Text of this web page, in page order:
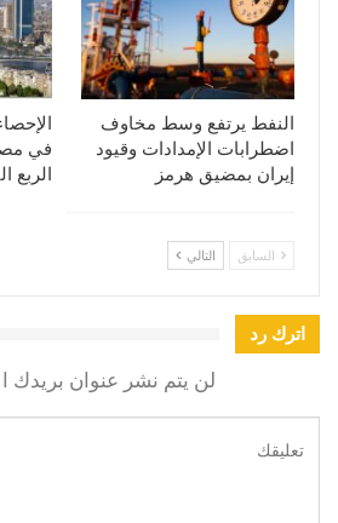
النفط يرتفع وسط مخاوف
اضطرابات الإمدادات وقيود
إيران بمضيق هرمز
الربع
السابق التالي
اترك رد
لن يتم نشر عنوان بريدك